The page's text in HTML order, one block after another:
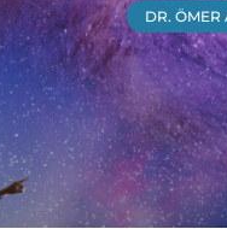
DR. ÖMER